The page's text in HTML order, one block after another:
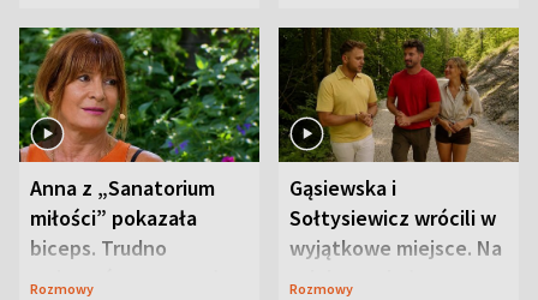
Anna z „Sanatorium
miłości” pokazała
biceps. Trudno
uwierzyć, co przeszła
Rozmowy
Gąsiewska i
Sołtysiewicz wrócili w
wyjątkowe miejsce. Na
szlaku czekał
Rozmowy